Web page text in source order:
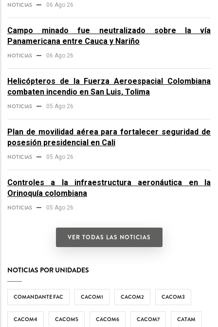
NOTICIAS 06 Ago 26
Campo minado fue neutralizado sobre la vía
Panamericana entre Cauca y Nariño
NOTICIAS 06 Ago 26
Helicópteros de la Fuerza Aeroespacial Colombiana
combaten incendio en San Luis, Tolima
NOTICIAS 05 Ago 26
Plan de movilidad aérea para fortalecer seguridad de
posesión presidencial en Cali
NOTICIAS 05 Ago 26
Controles a la infraestructura aeronáutica en la
Orinoquía colombiana
NOTICIAS 05 Ago 26
VER TODAS LAS NOTICIAS
NOTICIAS POR UNIDADES
COMANDANTE FAC CACOM1 CACOM2 CACOM3
CACOM4 CACOM5 CACOM6 CACOM7 CATAM